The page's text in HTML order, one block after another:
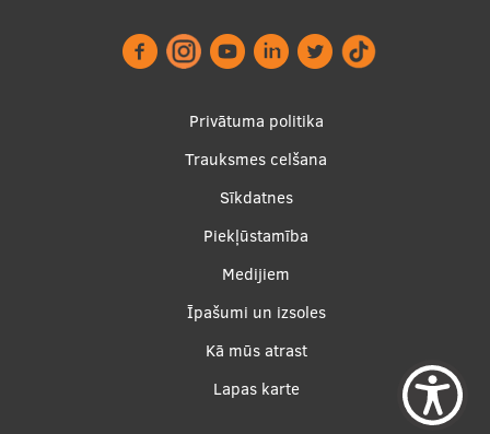
Privātuma politika
Trauksmes celšana
Sīkdatnes
Piekļūstamība
Medijiem
Īpašumi un izsoles
Kā mūs atrast
Lapas karte